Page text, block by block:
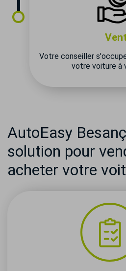
Votre conseiller
votre voiture à
AutoEasy
solution pour
acheter votre